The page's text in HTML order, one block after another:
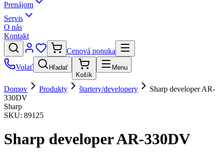
Prenájom
Servis
O nás
Kontakt
Cenová ponuka
Volať
Hľadať
Košík
Menu
Domov Produkty štartery/developery
Sharp developer AR-
330DV
Sharp
SKU: 89125
Sharp developer AR-330DV